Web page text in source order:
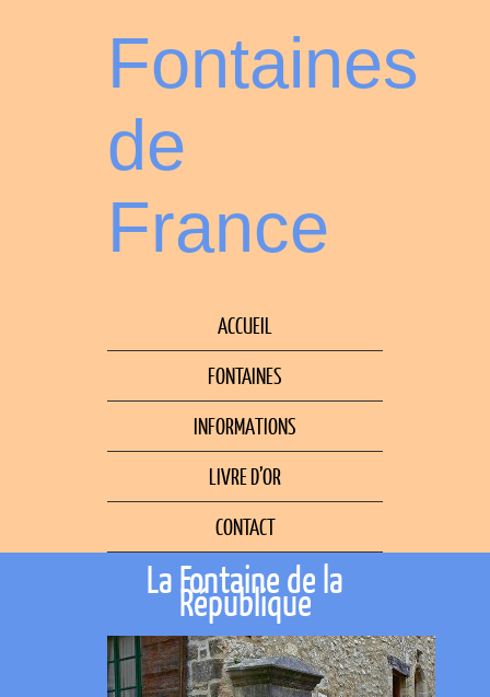
Fontaines
de
France
ACCUEIL
FONTAINES
INFORMATIONS
LIVRE D’OR
CONTACT
La Fontaine de la
République